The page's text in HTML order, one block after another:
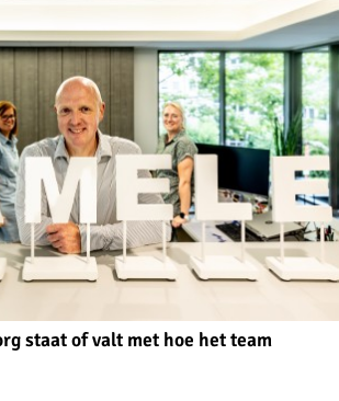
staat of valt met hoe het team